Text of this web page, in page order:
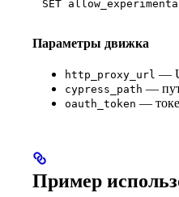
SET
Параметры движка
http_proxy_url —
cypress_path —
oauth_token —
Пример